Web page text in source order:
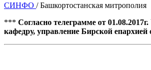
СИНФО / Башкортостанская митрополия
*** Согласно телеграмме от
кафедру, управление Бирской